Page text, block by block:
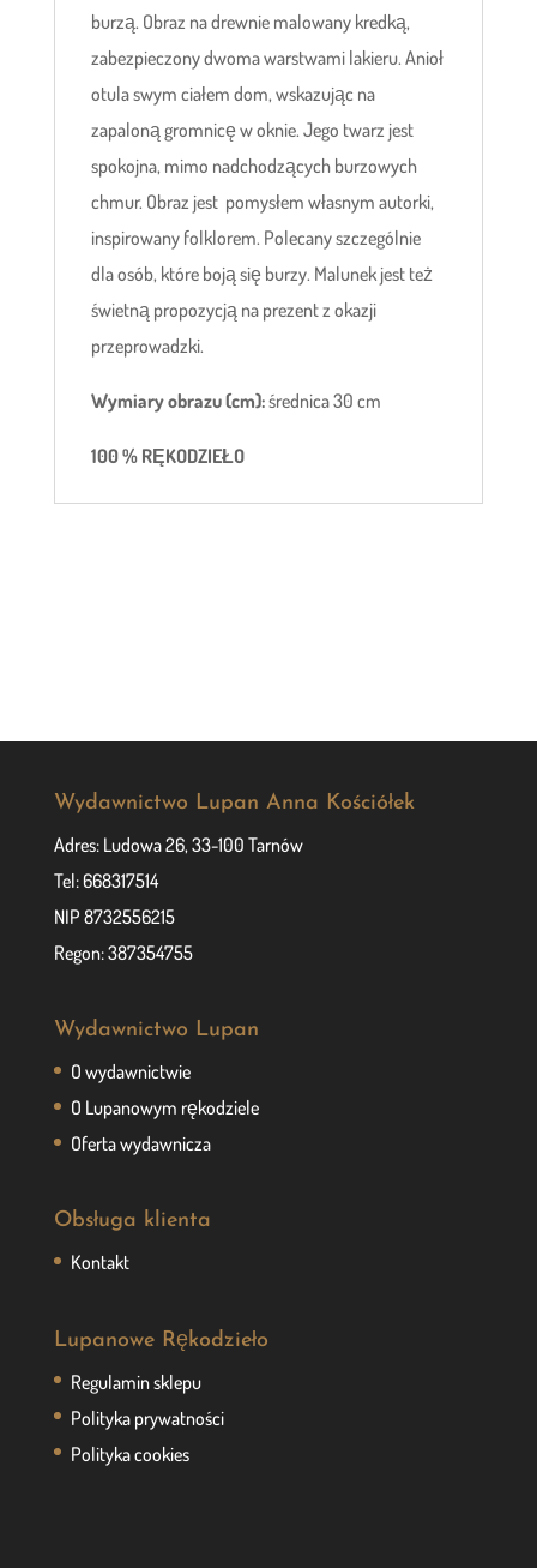
burzą. Obraz na drewnie malowany kredką,
zabezpieczony dwoma warstwami lakieru. Anioł
otula swym ciałem dom, wskazując na
zapaloną gromnicę w oknie. Jego twarz jest
spokojna, mimo nadchodzących burzowych
chmur. Obraz jest pomysłem własnym autorki,
inspirowany folklorem. Polecany szczególnie
dla osób, które boją się burzy. Malunek jest też
świetną propozycją na prezent z okazji
przeprowadzki.
Wymiary obrazu (cm):średnica 30 cm
100 % RĘKODZIEŁO
Wydawnictwo Lupan Anna Kościółek
Adres: Ludowa 26, 33-100 Tarnów
Tel: 668317514
NIP 8732556215
Regon: 387354755
Wydawnictwo Lupan
O wydawnictwie
O Lupanowym rękodziele
Oferta wydawnicza
Obsługa klienta
Kontakt
Lupanowe Rękodzieło
Regulamin sklepu
Polityka prywatności
Polityka cookies